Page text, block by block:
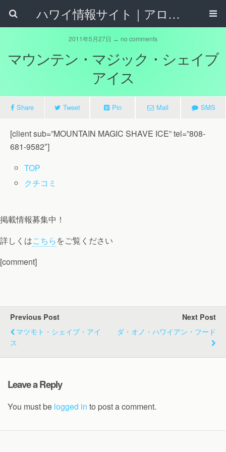
ハワイ情報サイト｜アロハタウンネット
2011年5月27日 ↔ no comments
マウンテン・マジック・シェイブ
アイス
Share Tweet Pin Mail SMS
[client sub=”MOUNTAIN MAGIC SHAVE ICE” tel=”808-
681-9582″]
TOP
クチコミ
掲載情報募集中！
詳しくはこちらをご覧ください
[comment]
Previous Post
マツモト・シェイブ・アイ
ス
Next Post
ダ・オノ・ハワイアン・フード
Leave a Reply
You must be logged in to post a comment.